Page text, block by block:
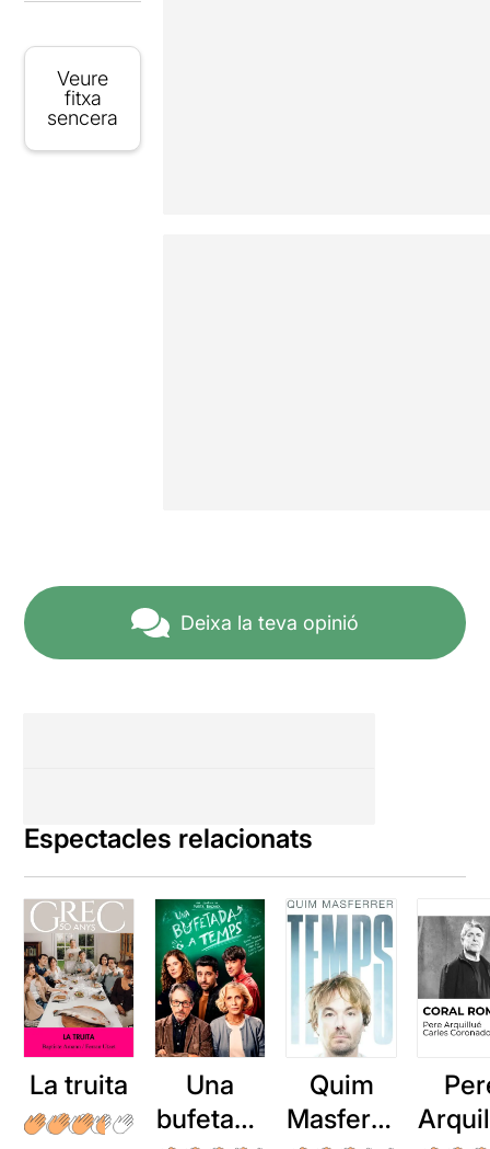
Veure
fitxa
sencera
Deixa la teva opinió
Espectacles relacionats
La truita
Una
bufetada
Quim
Masferre